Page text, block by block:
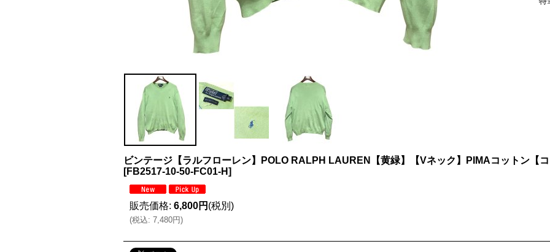
ビンテージ【ラルフローレン】POLO RALPH LAUREN【黄緑】【Vネック】PIMAコットン【
[FB2517-10-50-FC01-H]
販売価格: 6,800円 (税別)
(税込: 7,480円)